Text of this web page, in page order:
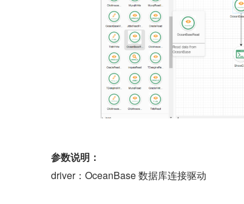
参数说明：
driver：OceanBase 数据库连接驱动